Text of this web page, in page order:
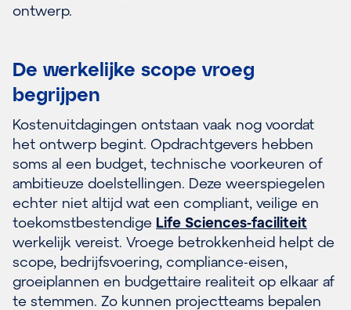
ontwerp.
De werkelijke scope vroeg
begrijpen
Kostenuitdagingen ontstaan vaak nog voordat
het ontwerp begint. Opdrachtgevers hebben
soms al een budget, technische voorkeuren of
ambitieuze doelstellingen. Deze weerspiegelen
echter niet altijd wat een compliant, veilige en
toekomstbestendige Life Sciences-faciliteit
werkelijk vereist. Vroege betrokkenheid helpt de
scope, bedrijfsvoering, compliance-eisen,
groeiplannen en budgettaire realiteit op elkaar af
te stemmen. Zo kunnen projectteams bepalen